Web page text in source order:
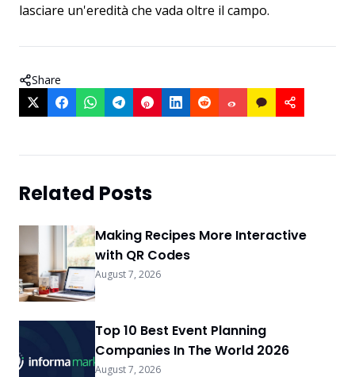
lasciare un'eredità che vada oltre il campo.
Share
Related Posts
Making Recipes More Interactive
with QR Codes
August 7, 2026
Top 10 Best Event Planning
Companies In The World 2026
August 7, 2026